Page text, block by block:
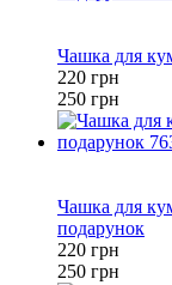
Чашка для
220 грн
250 грн
Чашка для
подарунок
220 грн
250 грн